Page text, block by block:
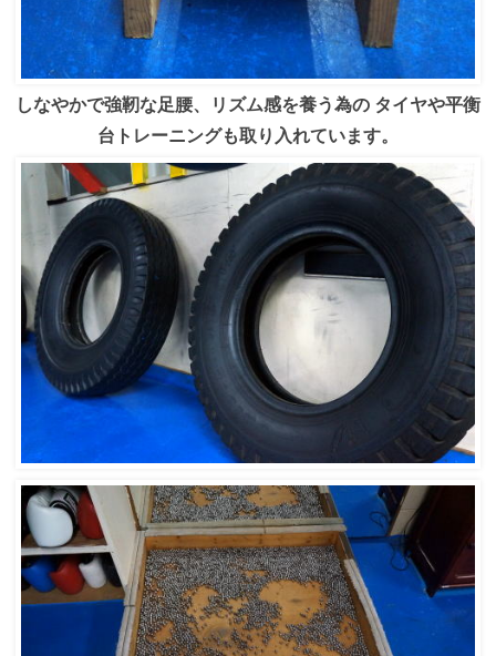
しなやかで強靭な足腰、リズム感を養う為のタイヤや平衡
台 トレーニングも取り入れています。